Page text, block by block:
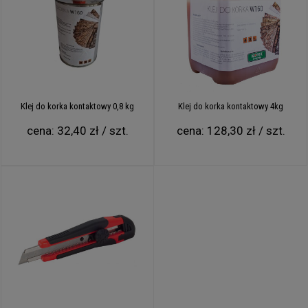
antystatyczne i antyalergiczne
skuteczna izolacja, która zapobiega nadmiernej emisji i tłumi
negatywne skutki powstawania żył wodnych
przyjemna w dotyku powierzchnia
Euroklasa E - materiał nierozprzestrzeniający ognia, nie
wytwarzający toksycznych
jako dekoracja ścienna, którą możemy wykończyć na wiele
sposobów m. in. pomalować farbą, zakryć płytami G-K lub
zaciągnąć siatką i klejem. Wszystko w zależności jaki efekt
chcemy uzyskać.
Możesz również użyć tego produktu do obróbki
Klej do korka kontaktowy 0,8 kg
cena: 32,40 zł / szt.
Klej do korka kontaktowy 4kg
cena: 128,30 zł / szt.